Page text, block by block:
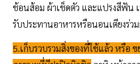
ช้อนส้อม ผ้าเช็ดตัว และแปรงสีฟัน
รับประทานอาหารหรือนอนเตียงร่ว
5.เก็บรวบรวมสิ่งของที่ใช้แล้ว หรือ